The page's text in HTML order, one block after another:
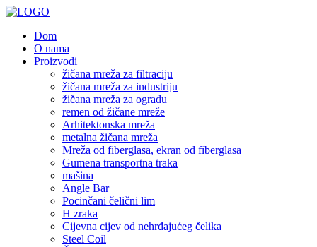
Dom
O nama
Proizvodi
žičana mreža za filtraciju
žičana mreža za industriju
žičana mreža za ogradu
remen od žičane mreže
Arhitektonska mreža
metalna žičana mreža
Mreža od fiberglasa, ekran od fiberglasa
Gumena transportna traka
mašina
Angle Bar
Pocinčani čelični lim
H zraka
Cijevna cijev od nehrđajućeg čelika
Steel Coil